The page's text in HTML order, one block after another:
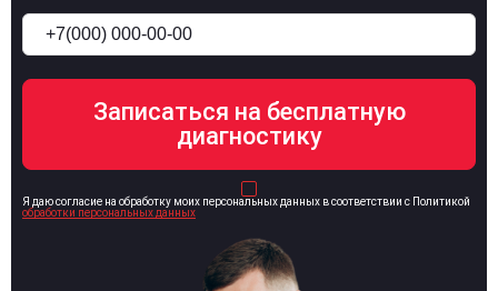
Я даю согласие на обработку моих персональных данных в соответствии с Политикой
обработки персональных данных